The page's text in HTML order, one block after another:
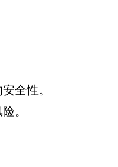
全性。
。